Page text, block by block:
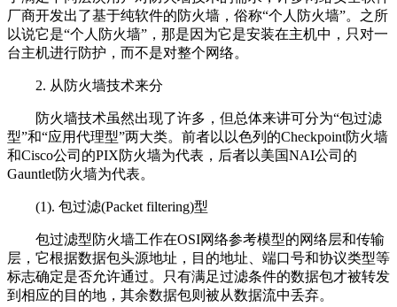
厂商开发出了基于纯软件的防火墙，俗称“个人防火墙”。之所
以说它是“个人防火墙”，那是因为它是安装在主机中，只对一
台主机进行防护，而不是对整个网络。
2. 从防火墙技术来分
防火墙技术虽然出现了许多，但总体来讲可分为“包过滤
型”和“应用代理型”两大类。前者以以色列的Checkpoint防火墙
和Cisco公司的PIX防火墙为代表，后者以美国NAI公司的
Gauntlet防火墙为代表。
(1). 包过滤(Packet filtering)型
包过滤型防火墙工作在OSI网络参考模型的网络层和传输
层，它根据数据包头源地址，目的地址、端口号和协议类型等
标志确定是否允许通过。只有满足过滤条件的数据包才被转发
到相应的目的地，其余数据包则被从数据流中丢弃。